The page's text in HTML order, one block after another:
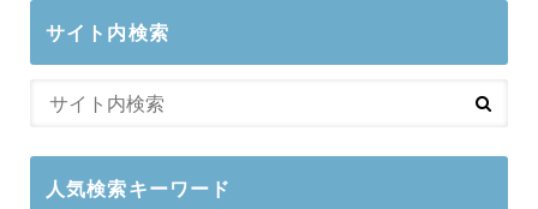
サイト内検索
人気検索キーワード